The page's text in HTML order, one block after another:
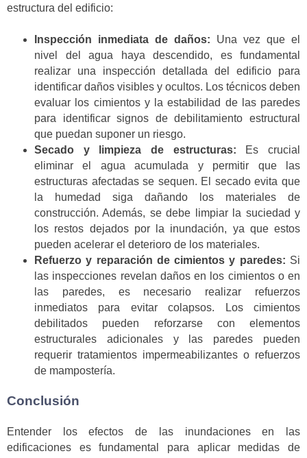
estructura del edificio:
Inspección inmediata de daños: Una vez que el
nivel del agua haya descendido, es fundamental
realizar una inspección detallada del edificio para
identificar daños visibles y ocultos. Los técnicos deben
evaluar los cimientos y la estabilidad de las paredes
para identificar signos de debilitamiento estructural
que puedan suponer un riesgo.
Secado y limpieza de estructuras: Es crucial
eliminar el agua acumulada y permitir que las
estructuras afectadas se sequen. El secado evita que
la humedad siga dañando los materiales de
construcción. Además, se debe limpiar la suciedad y
los restos dejados por la inundación, ya que estos
pueden acelerar el deterioro de los materiales.
Refuerzo y reparación de cimientos y paredes: Si
las inspecciones revelan daños en los cimientos o en
las paredes, es necesario realizar refuerzos
inmediatos para evitar colapsos. Los cimientos
debilitados pueden reforzarse con elementos
estructurales adicionales y las paredes pueden
requerir tratamientos impermeabilizantes o refuerzos
de mampostería.
Conclusión
Entender los efectos de las inundaciones en las
edificaciones es fundamental para aplicar medidas de